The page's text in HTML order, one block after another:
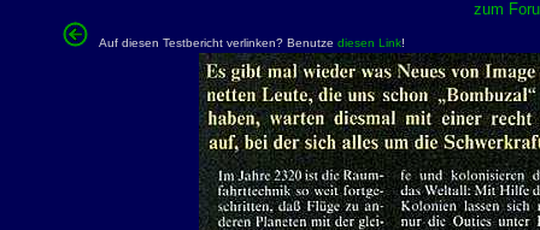
zum
Auf diesen Testbericht verlinken? Benutze diesen Link!